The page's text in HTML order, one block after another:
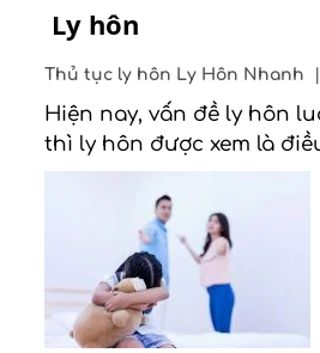
Ly hôn
Thủ tục ly hôn Ly Hôn Nhanh
Hiện nay, vấn đề ly hôn
thì ly hôn được xem là